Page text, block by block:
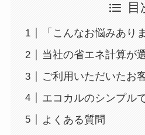
目
「こんなお悩みあり
当社の省エネ計算が
ご利用いただいたお
エコカルのシンプル
よくある質問